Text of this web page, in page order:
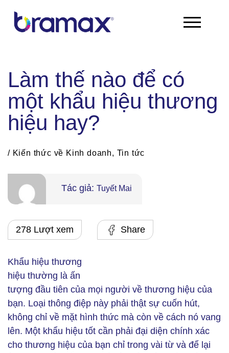
Làm thế nào để có
một khẩu hiệu thương
hiệu hay?
/ Kiến thức về Kinh doanh, Tin tức
Tác giả: Tuyết Mai
278 Lượt xem Share
Khẩu hiệu thương
hiệu thường là ấn
tượng đầu tiên của mọi người về thương hiệu của
bạn. Loại thông điệp này phải thật sự cuốn hút,
không chỉ về mặt hình thức mà còn về cách nó vang
lên. Một khẩu hiệu tốt cần phải đại diện chính xác
cho thương hiệu của bạn chỉ trong vài từ và để lại